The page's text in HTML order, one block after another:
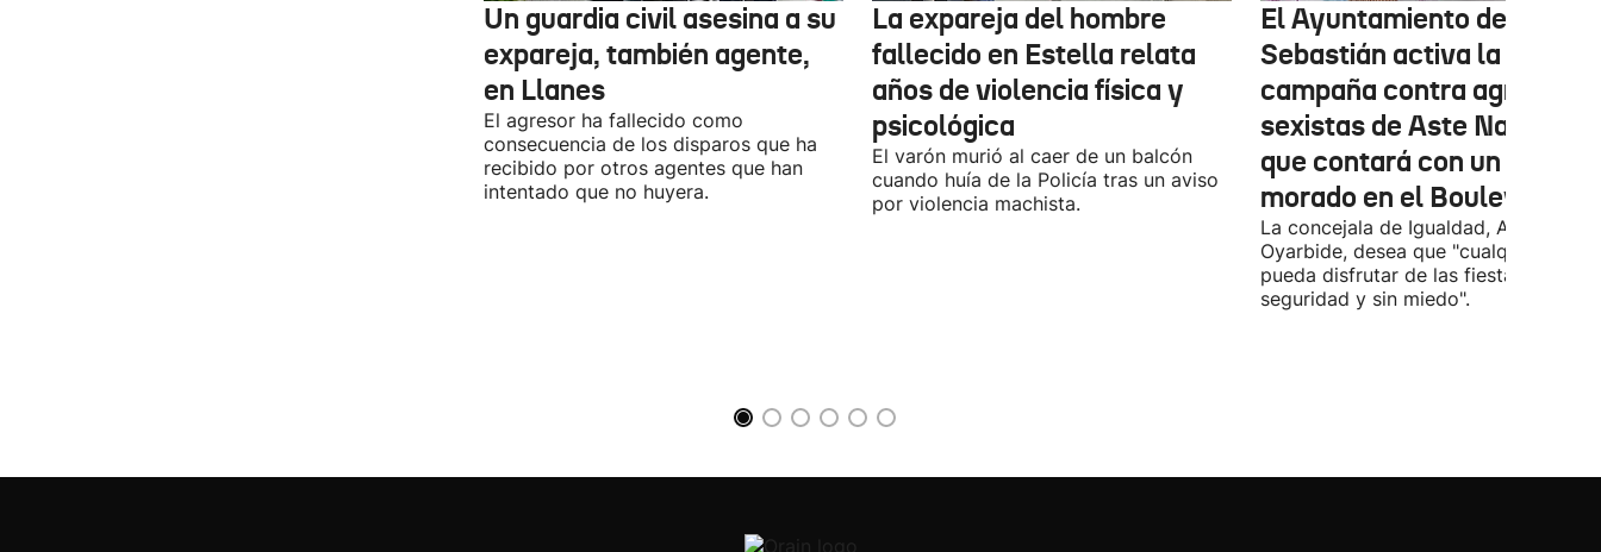
Un guardia civil asesina a su
expareja, también agente,
en Llanes
El agresor ha fallecido como
consecuencia de los disparos que ha
recibido por otros agentes que han
intentado que no huyera.
La expareja del hombre
fallecido en Estella relata
años de violencia física y
psicológica
El varón murió al caer de un balcón
cuando huía de la Policía tras un aviso
por violencia machista.
El Ayuntamiento de San
Sebastián activa la
campaña contra
sexistas de Aste Nagusia,
que contará con un punto
morado en el Boulevard
La concejala de Igualdad, Ane
Oyarbide, desea que "cualquier
pueda disfrutar de las fiestas con
seguridad y sin miedo".